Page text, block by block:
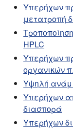
Υπερήχων
μετατροπή
HPLC
Υπερήχων
οργανικών
Υψηλή
Υπερήχων
διασπορά
Υπερήχων